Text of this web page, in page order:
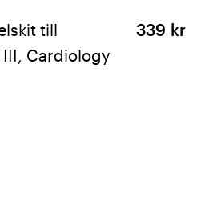
till
Cardiology
339 kr